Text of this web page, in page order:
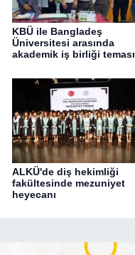
KBÜ ile Bangladeş
Üniversitesi arasında
akademik iş birliği teması
ALKÜ'de diş hekimliği
fakültesinde mezuniyet
heyecanı